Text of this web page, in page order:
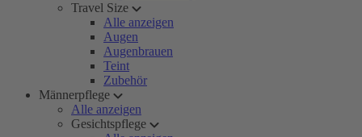
Travel Size
Alle anzeigen
Augen
Augenbrauen
Teint
Zubehör
Männerpflege
Alle anzeigen
Gesichtspflege